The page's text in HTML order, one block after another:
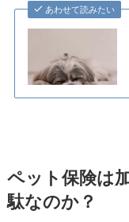
あわせて読みたい
ペット保険は
駄なのか？